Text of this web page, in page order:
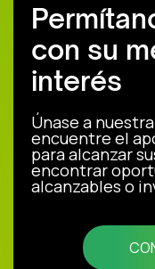
con su
interés
Únase a
encuentre el
para alcanzar
encontrar
alcanzables o